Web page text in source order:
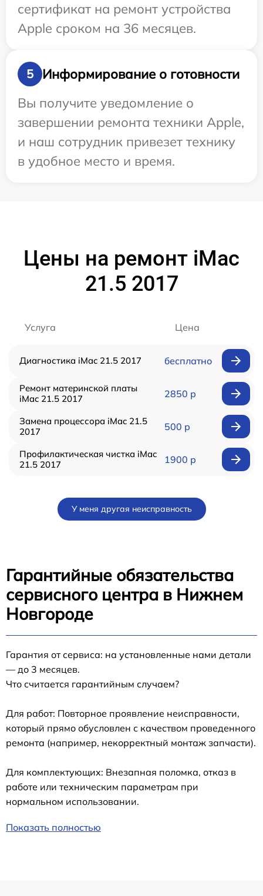
сертификат на ремонт устройства
Apple сроком на 36 месяцев.
5
Информирование о готовности
Вы получите уведомление о
завершении ремонта техники Apple,
и наш сотрудник привезет технику
в удобное место и время.
Цены на ремонт iMac
21.5 2017
Услуга Цена
Диагностика iMac 21.5 2017 бесплатно
Ремонт материнской платы
iMac 21.5 2017
2850 р
Замена процессора iMac 21.5
2017
500 р
Профилактическая чистка iMac
21.5 2017
1900 р
У меня другая неисправность
Гарантийные обязательства
сервисного центра в Нижнем
Новгороде
Гарантия от сервиса: на установленные нами детали
— до 3 месяцев.
Что считается гарантийным случаем?
Для работ: Повторное проявление неисправности,
который прямо обусловлен с качеством проведенного
ремонта (например, некорректный монтаж запчасти).
Для комплектующих: Внезапная поломка, отказ в
работе или техническим параметрам при
нормальном использовании.
Показать полностью